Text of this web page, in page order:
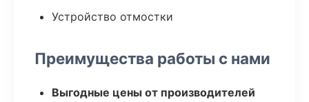
Устройство отмостки
Преимущества работы с нами
Выгодные цены от производителей